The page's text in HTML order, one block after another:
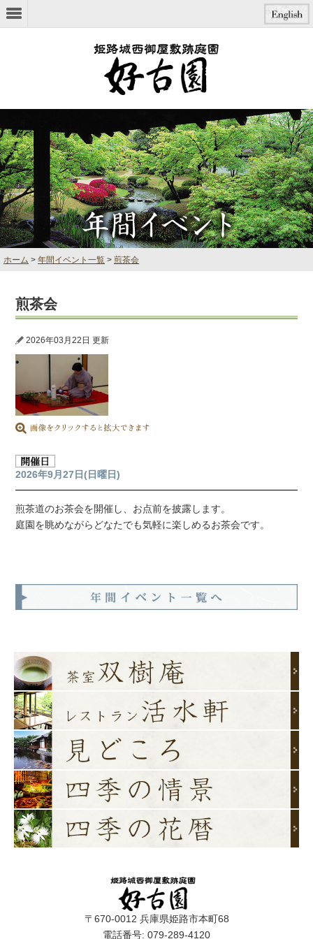
本文へジャンプ
ホーム > 年間イベント一覧 > 煎茶会
煎茶会
2026年03月22日 更新
2026年9月27日(日曜日)
煎茶道のお茶会を開催し、お点前を披露します。
庭園を眺めながらどなたでも気軽に楽しめるお茶会です。
〒670-0012 兵庫県姫路市本町68
電話番号: 079-289-4120